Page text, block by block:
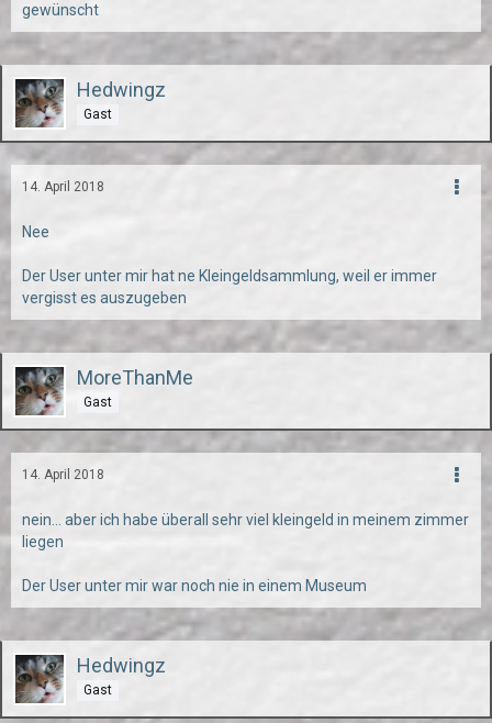
gewünscht
Hedwingz
Gast
14. April 2018
Nee
Der User unter mir hat ne Kleingeldsammlung, weil er immer
vergisst es auszugeben
MoreThanMe
Gast
14. April 2018
nein... aber ich habe überall sehr viel kleingeld in meinem zimmer
liegen
Der User unter mir war noch nie in einem Museum
Hedwingz
Gast